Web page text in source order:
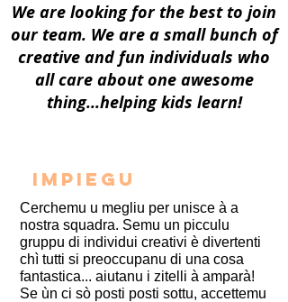
We are looking for the best to join
our team. We are a small bunch of
creative and fun individuals who
all care about one awesome
thing...helping kids learn!
IMPIEGU
Cerchemu u megliu per unisce à a
nostra squadra. Semu un picculu
gruppu di individui creativi è divertenti
chì tutti si preoccupanu di una cosa
fantastica... aiutanu i zitelli à amparà!
Se ùn ci sò posti posti sottu, accettemu